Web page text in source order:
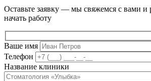
Оставьте заявку — мы свяжемся с вами и
начать работу
Ваше имя
Телефон
Название клиники